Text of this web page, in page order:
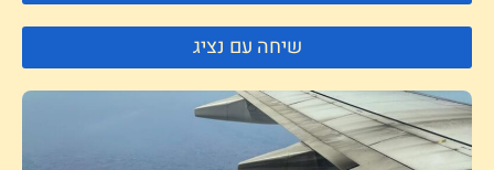
שיחה עם נציג